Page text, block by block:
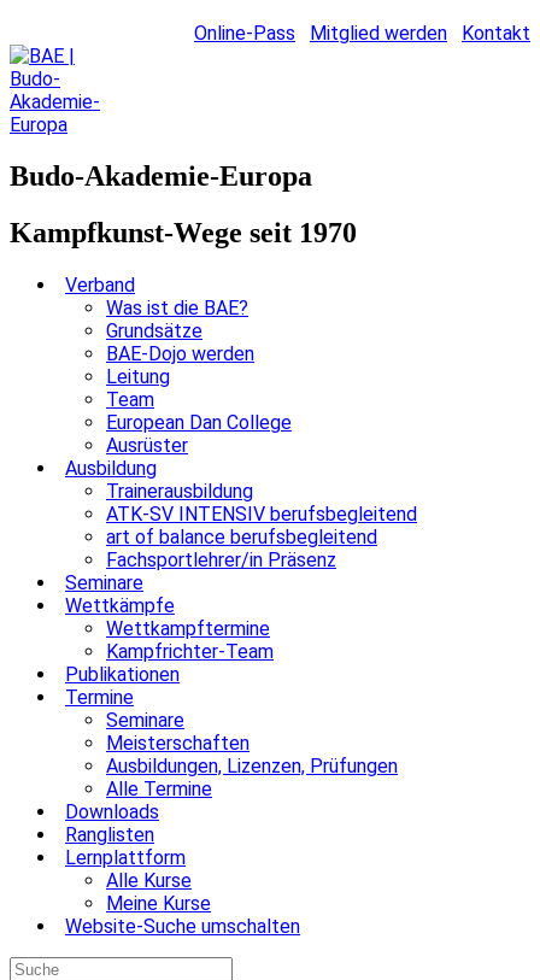
Online-Pass Mitglied werden Kontakt
Budo-Akademie-Europa
Kampfkunst-Wege seit 1970
Verband
Was ist die BAE?
Grundsätze
BAE-Dojo werden
Leitung
Team
European Dan College
Ausrüster
Ausbildung
Trainerausbildung
ATK-SV INTENSIV berufsbegleitend
art of balance berufsbegleitend
Fachsportlehrer/in Präsenz
Seminare
Wettkämpfe
Wettkampftermine
Kampfrichter-Team
Publikationen
Termine
Seminare
Meisterschaften
Ausbildungen, Lizenzen, Prüfungen
Alle Termine
Downloads
Ranglisten
Lernplattform
Alle Kurse
Meine Kurse
Website-Suche umschalten